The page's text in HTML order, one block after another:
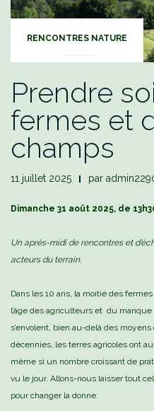
RENCONTRES NATURE
Prendre
fermes et
champs
11 juillet 2025 par
Dimanche 31 août 2025, de
Un après-midi de rencontres et
acteurs du terrain.
Dans les 10 ans, la moitié des
l’âge des agriculteurs et du
s’envolent, bien au-delà des
décennies, les terres agricoles ont
même si un nombre croissant de
vu le jour. Allons-nous laisser tout
pour changer la donne.